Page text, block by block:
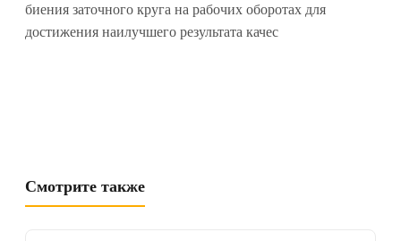
биения заточного круга на рабочих оборотах для
достижения наилучшего результата качес
Смотрите также